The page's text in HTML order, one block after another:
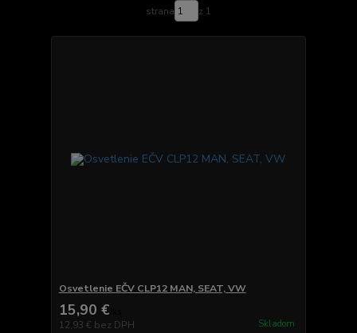
strana z 1
Osvetlenie EČV CLP12 MAN, SEAT, VW
15,90 €
12,93 € bez DPH Skladom